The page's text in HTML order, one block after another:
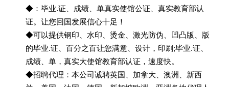
◆：毕业.证、成绩、单真实使馆公证、真实教育部认
证。让您回国发展信心十足！
◆可以提供钢印、水印、烫金、激光防伪、凹凸版、版
的毕业.证、百分之百让您满意、设计，印刷;毕业.证、
成绩、单，真实大使馆教育部认证，速度快。
◆招聘代理：本公司诚聘英国、加拿大、澳洲、新西